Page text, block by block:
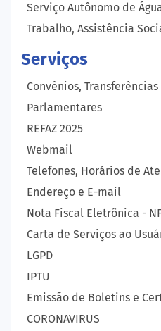
Serviço Autônomo de
Trabalho, Assistência
Serviços
Convênios,
Parlamentares
REFAZ 2025
Webmail
Telefones, Horários de
Endereço e E-mail
Nota Fiscal Eletrônica -
Carta de Serviços ao
LGPD
IPTU
Emissão de Boletins e
CORONAVIRUS